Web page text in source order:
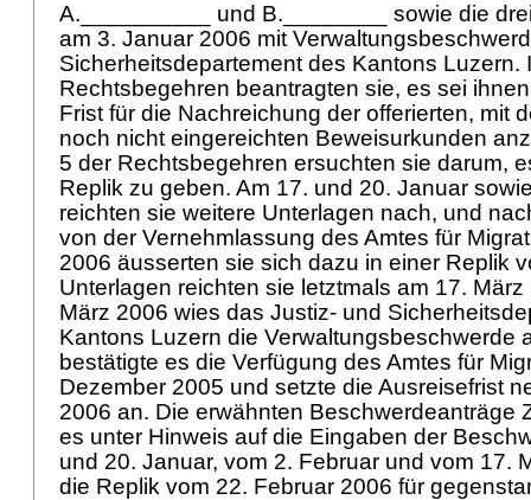
A.__________ und B.________ sowie die
am 3. Januar 2006 mit
Sicherheitsdepartement des Kantons Luzern.
Rechtsbegehren beantragten sie, es sei
Frist für die Nachreichung der offerierten, mit
noch nicht eingereichten Beweisurkunden
5 der Rechtsbegehren ersuchten sie darum,
Replik zu geben. Am 17. und 20. Januar
reichten sie weitere Unterlagen nach, und
von der Vernehmlassung des Amtes für
2006 äusserten sie sich dazu in einer Replik
Unterlagen reichten sie letztmals am 17.
März 2006 wies das Justiz- und
Kantons Luzern die Verwaltungsbeschwerde
bestätigte es die Verfügung des Amtes für
Dezember 2005 und setzte die Ausreisefrist
2006 an. Die erwähnten Beschwerdeanträge
es unter Hinweis auf die Eingaben der
und 20. Januar, vom 2. Februar und vom 17.
die Replik vom 22. Februar 2006 für